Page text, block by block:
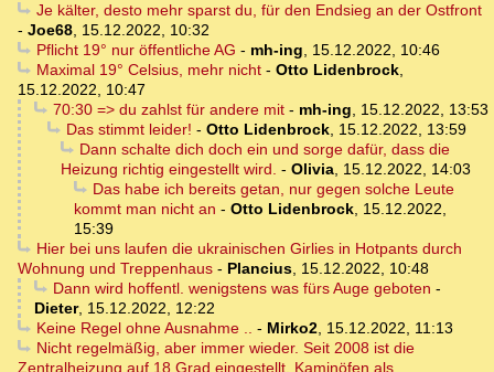
Je kälter, desto mehr sparst du, für den Endsieg an der Ostfront
- Joe68, 15.12.2022, 10:32
Pflicht 19° nur öffentliche AG - mh-ing, 15.12.2022, 10:46
Maximal 19° Celsius, mehr nicht- Otto Lidenbrock,
15.12.2022, 10:47
70:30 => du zahlst für andere mit- mh-ing, 15.12.2022, 13:53
Das stimmt leider! - Otto Lidenbrock, 15.12.2022, 13:59
Dann schalte dich doch ein und sorge dafür, dass die
Heizung richtig eingestellt wird. - Olivia, 15.12.2022, 14:03
Das habe ich bereits getan, nur gegen solche Leute
kommt man nicht an - Otto Lidenbrock, 15.12.2022,
15:39
Hier bei uns laufen die ukrainischen Girlies in Hotpants durch
Wohnung und Treppenhaus - Plancius, 15.12.2022, 10:48
Dann wird hoffentl. wenigstens was fürs Auge geboten -
Dieter, 15.12.2022, 12:22
Keine Regel ohne Ausnahme .. - Mirko2, 15.12.2022, 11:13
Nicht regelmäßig, aber immer wieder. Seit 2008 ist die
Zentralheizung auf 18 Grad eingestellt. Kaminöfen als